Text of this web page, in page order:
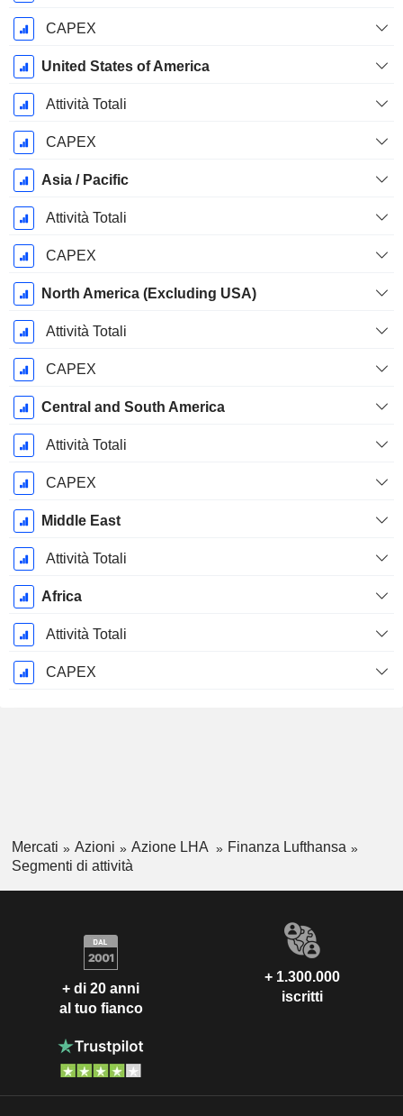
CAPEX
United States of America
Attività Totali
CAPEX
Asia / Pacific
Attività Totali
CAPEX
North America (Excluding USA)
Attività Totali
CAPEX
Central and South America
Attività Totali
CAPEX
Middle East
Attività Totali
Africa
Attività Totali
CAPEX
Mercati Azioni Azione LHA
Finanza Lufthansa
Segmenti di attività
+ di 20 anni
al tuo fianco
+ 1.300.000
iscritti